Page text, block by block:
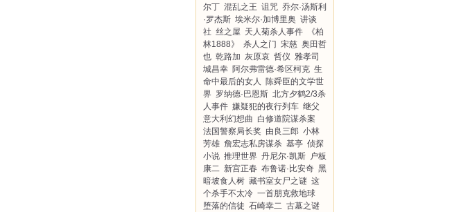
尔丁 混乱之王 诅咒 乔尔·汤斯利
·罗杰斯 埃米尔·加博里奥 讲谈
社 丝之屋 天人菊杀人事件
《柏
林1888》
杀人之门 宋慈 奥田哲
也 乾路加 灰原哀 哲仪 雅孝司
城昌幸 阿尔弗雷德·希区柯克 生
命中最后的女人
陈舜臣的文学世
界 罗纳德·巴恩斯 北方夕鹤2/3杀
人事件 嫌疑犯的夜行列车 继父
意大利幻想曲 白修道院谋杀案
法国警察局长奖 由良三郎 小林
芳雄 詹宏志私房谋杀 基亭 侦探
小说 推理世界 丹尼尔·凯斯 户板
康二 新宫正春 布鲁诺·比安奇 黑
暗坡食人树 藏书室女尸之谜 这
个杀手不太冷 一首朋克救地球
堕落的信徒 石崎幸二 古墓之谜